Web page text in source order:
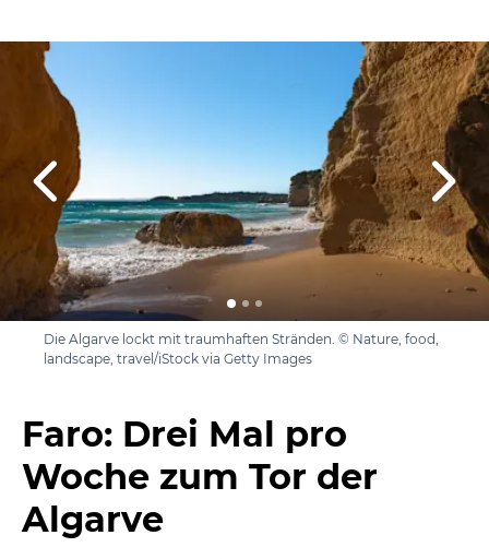
Die Algarve lockt mit traumhaften Stränden. © Nature, food,
landscape, travel/iStock via Getty Images
Faro: Drei Mal pro
Woche zum Tor der
Algarve